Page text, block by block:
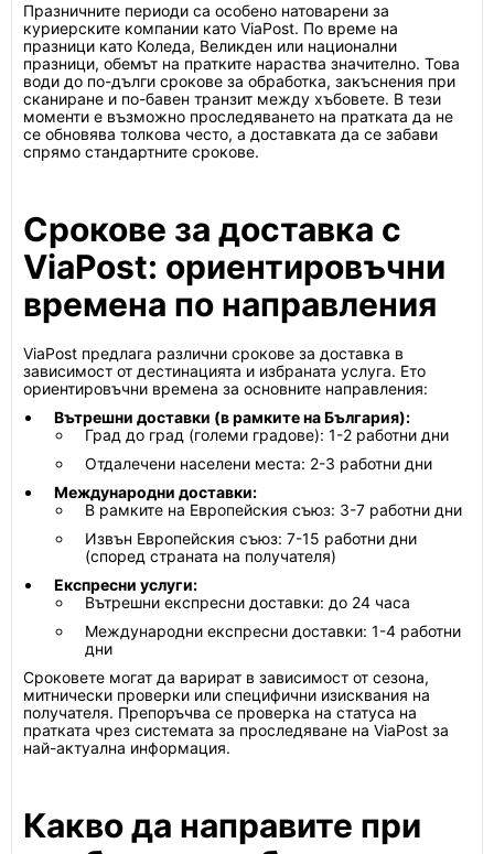
Празничните периоди са особено натоварени за
куриерските компании като ViaPost. По време на
празници като Коледа, Великден или национални
празници, обемът на пратките нараства значително. Това
води до по-дълги срокове за обработка, закъснения при
сканиране и по-бавен транзит между хъбовете. В тези
моменти е възможно проследяването на пратката да не
се обновява толкова често, а доставката да се забави
спрямо стандартните срокове.
Срокове за доставка с
ViaPost: ориентировъчни
времена по направления
ViaPost предлага различни срокове за доставка в
зависимост от дестинацията и избраната услуга. Ето
ориентировъчни времена за основните направления:
Вътрешни доставки (в рамките на България):
Град до град (големи градове): 1-2 работни дни
Отдалечени населени места: 2-3 работни дни
Международни доставки:
В рамките на Европейския съюз: 3-7 работни дни
Извън Европейския съюз: 7-15 работни дни
(според страната на получателя)
Експресни услуги:
Вътрешни експресни доставки: до 24 часа
Международни експресни доставки: 1-4 работни
дни
Сроковете могат да варират в зависимост от сезона,
митнически проверки или специфични изисквания на
получателя. Препоръчва се проверка на статуса на
пратката чрез системата за проследяване на ViaPost за
най-актуална информация.
Какво да направите при